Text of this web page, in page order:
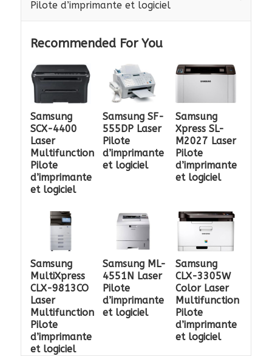
Pilote d’imprimante et logiciel
Recommended For You
Samsung
SCX-4400
Laser
Multifunction
Pilote
d’imprimante
et logiciel
Samsung SF-
555DP Laser
Pilote
d’imprimante
et logiciel
Samsung
Xpress SL-
M2027 Laser
Pilote
d’imprimante
et logiciel
Samsung
MultiXpress
CLX-9813CO
Laser
Multifunction
Pilote
d’imprimante
et logiciel
Samsung ML-
4551N Laser
Pilote
d’imprimante
et logiciel
Samsung
CLX-3305W
Color Laser
Multifunction
Pilote
d’imprimante
et logiciel